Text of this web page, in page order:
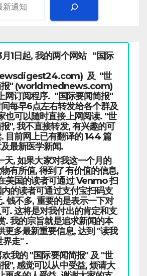
1日起, 我的两个网站 "国际
及 "世
报" (worldmednews.com)
网订阅程序. "国际要闻简报"
每早6点左右转发给各个群及
也可以随时直接上网阅读. "世
", 我不直接转发, 有兴趣的可
目前网上已有翻译的 144 篇
最新医学新闻.
天, 如果大家对我这一个月的
有所值, 得到了有价值的信息,
美国的读者可通过 Venmo 扫
的读者可通过支付宝扫码支
. 钱不多, 重要的是表示一下对
. 这将是对我付出的肯定和支
. 我的宗旨就是追求新闻的本
更多最新重要信息, 达到 "读我
界走" .
我的 "国际要闻简报" 及 "世
", 感觉可以从中受益, 烦请大